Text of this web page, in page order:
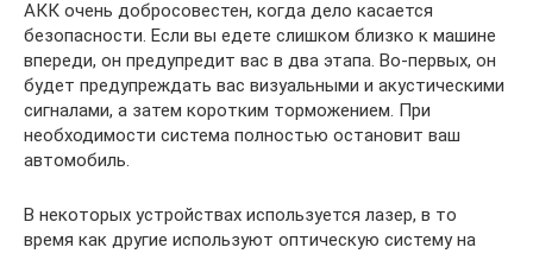
АКК очень добросовестен, когда дело касается
безопасности. Если вы едете слишком близко к машине
впереди, он предупредит вас в два этапа. Во-первых, он
будет предупреждать вас визуальными и акустическими
сигналами, а затем коротким торможением. При
необходимости система полностью остановит ваш
автомобиль.
В некоторых устройствах используется лазер, в то
время как другие используют оптическую систему на